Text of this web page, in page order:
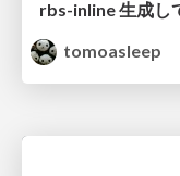
rbs-inline 生成し
tomoasleep